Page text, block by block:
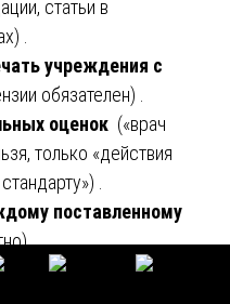
статьи в
.
учреждения с
обязателен) .
оценок («врач
только «действия
.
поставленному
.
этим